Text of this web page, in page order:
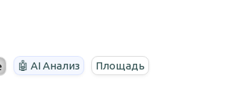
🤖 AI Анализ Площадь